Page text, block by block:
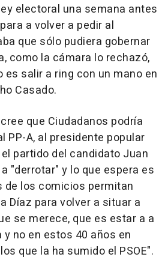
electoral una semana antes
a volver a pedir al
que sólo pudiera gobernar
como la cámara lo rechazó,
es salir a ring con un mano en
Casado.
que Ciudadanos podría
PP-A, al presidente popular
partido del candidato Juan
"derrotar" y lo que espera es
de los comicios permitan
Díaz para volver a situar a
se merece, que es estar a a
no en estos 40 años en
que la ha sumido el PSOE".